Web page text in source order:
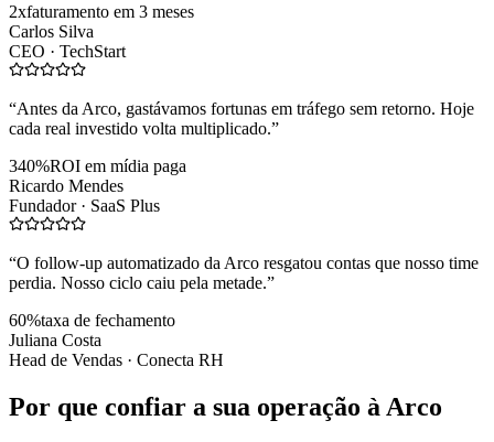
2xfaturamento em 3 meses
Carlos Silva
CEO · TechStart
“Antes da Arco, gastávamos fortunas em tráfego sem retorno. Hoje
cada real investido volta multiplicado.”
340%ROI em mídia paga
Ricardo Mendes
Fundador · SaaS Plus
“O follow-up automatizado da Arco resgatou contas que nosso time
perdia. Nosso ciclo caiu pela metade.”
60%taxa de fechamento
Juliana Costa
Head de Vendas · Conecta RH
Por que confiar a sua operação à Arco